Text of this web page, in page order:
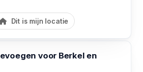
Dit is mijn locatie
voor Berkel en